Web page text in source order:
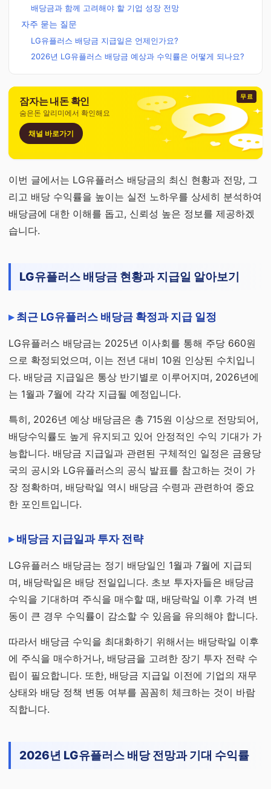
배당금과 함께 고려해야 할 기업 성장 전망
자주 묻는 질문
LG유플러스 배당금 지급일은 언제인가요?
2026년 LG유플러스 배당금 예상과 수익률은 어떻게 되나요?
무료
잠자는 내돈 확인
숨은돈 알리미에서 확인해요
채널 바로가기
이번 글에서는 LG유플러스 배당금의 최신 현황과 전망, 그
리고 배당 수익률을 높이는 실전 노하우를 상세히 분석하여
배당금에 대한 이해를 돕고, 신뢰성 높은 정보를 제공하겠
습니다.
LG유플러스 배당금 현황과 지급일 알아보기
최근 LG유플러스 배당금 확정과 지급 일정
LG유플러스 배당금는 2025년 이사회를 통해 주당 660원
으로 확정되었으며, 이는 전년 대비 10원 인상된 수치입니
다. 배당금 지급일은 통상 반기별로 이루어지며, 2026년에
는 1월과 7월에 각각 지급될 예정입니다.
특히, 2026년 예상 배당금은 총 715원 이상으로 전망되어,
배당수익률도 높게 유지되고 있어 안정적인 수익 기대가 가
능합니다. 배당금 지급일과 관련된 구체적인 일정은 금융당
국의 공시와 LG유플러스의 공식 발표를 참고하는 것이 가
장 정확하며, 배당락일 역시 배당금 수령과 관련하여 중요
한 포인트입니다.
배당금 지급일과 투자 전략
LG유플러스 배당금는 정기 배당일인 1월과 7월에 지급되
며, 배당락일은 배당 전일입니다. 초보 투자자들은 배당금
수익을 기대하며 주식을 매수할 때, 배당락일 이후 가격 변
동이 큰 경우 수익률이 감소할 수 있음을 유의해야 합니다.
따라서 배당금 수익을 최대화하기 위해서는 배당락일 이후
에 주식을 매수하거나, 배당금을 고려한 장기 투자 전략 수
립이 필요합니다. 또한, 배당금 지급일 이전에 기업의 재무
상태와 배당 정책 변동 여부를 꼼꼼히 체크하는 것이 바람
직합니다.
2026년 LG유플러스 배당 전망과 기대 수익률